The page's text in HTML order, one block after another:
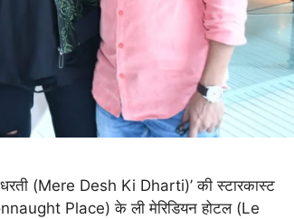
धरती (Mere Desh Ki Dharti)’ की स्टारकास्ट
Place) के ली मेरिडियन होटल (Le